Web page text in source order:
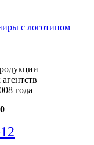
года